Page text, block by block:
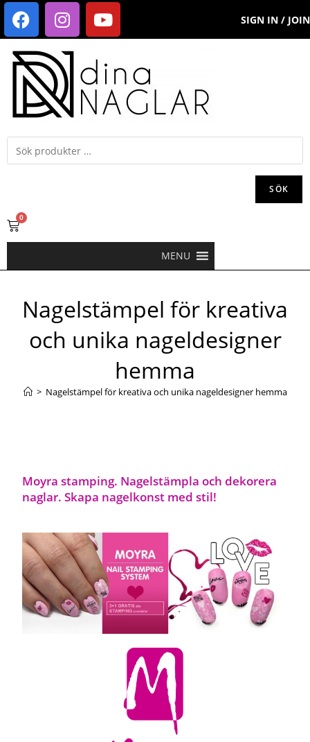
SIGN IN / JOIN
SÖK
0
MENU
Nagelstämpel för kreativa
och unika nageldesigner
hemma
> Nagelstämpel för kreativa och unika nageldesigner hemma
Moyra stamping. Nagelstämpla och dekorera
naglar. Skapa nagelkonst med stil!